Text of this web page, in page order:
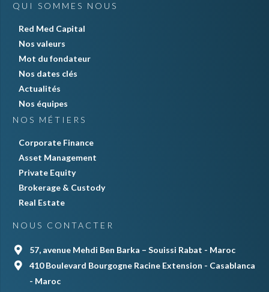
QUI SOMMES NOUS
Red Med Capital
Nos valeurs
Mot du fondateur
Nos dates clés
Actualités
Nos équipes
NOS MÉTIERS
Corporate Finance
Asset Management
Private Equity
Brokerage & Custody
Real Estate
NOUS CONTACTER
57, avenue Mehdi Ben Barka – Souissi Rabat - Maroc
410 Boulevard Bourgogne Racine Extension - Casablanca
- Maroc